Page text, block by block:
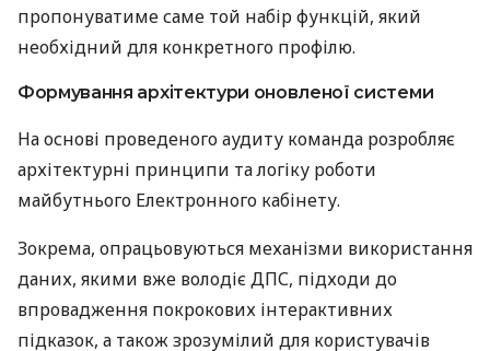
пропонуватиме саме той набір функцій, який
необхідний для конкретного профілю.
Формування архітектури оновленої системи
На основі проведеного аудиту команда розробляє
архітектурні принципи та логіку роботи
майбутнього Електронного кабінету.
Зокрема, опрацьовуються механізми використання
даних, якими вже володіє ДПС, підходи до
впровадження покрокових інтерактивних
підказок, а також зрозумілий для користувачів